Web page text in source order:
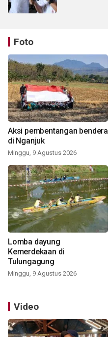
Foto
Aksi pembentangan bendera
di Nganjuk
Minggu, 9 Agustus 2026
Lomba dayung
Kemerdekaan di
Tulungagung
Minggu, 9 Agustus 2026
Video